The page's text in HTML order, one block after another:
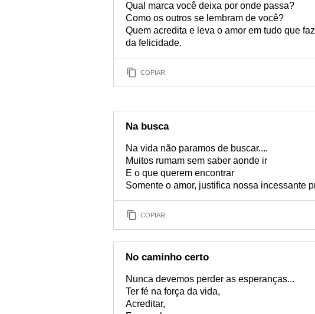
Qual marca você deixa por onde passa?
Como os outros se lembram de você?
Quem acredita e leva o amor em tudo que
da felicidade.
COPIAR
Na busca
Na vida não paramos de buscar....
Muitos rumam sem saber aonde ir
E o que querem encontrar
Somente o amor, justifica nossa incessante
COPIAR
No caminho certo
Nunca devemos perder as esperanças...
Ter fé na força da vida,
Acreditar,